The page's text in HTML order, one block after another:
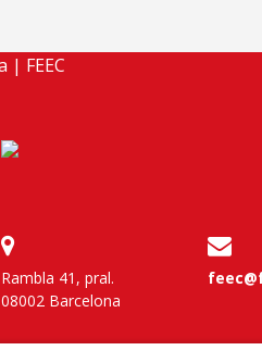
Rambla 41, pral.
08002 Barcelona